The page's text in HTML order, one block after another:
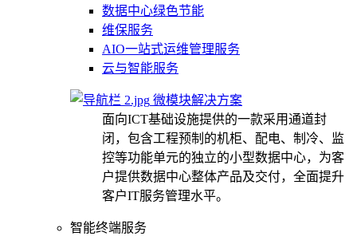
数据中心绿色节能
维保服务
AIO一站式运维管理服务
云与智能服务
微模块解决方案
面向ICT基础设施提供的一款采用通道封
闭，包含工程预制的机柜、配电、制冷、监
控等功能单元的独立的小型数据中心，为客
户提供数据中心整体产品及交付，全面提升
客户IT服务管理水平。
智能终端服务